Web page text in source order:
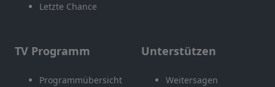
Letzte Chance
TV Programm
Programmübersicht
Unterstützen
Weitersagen